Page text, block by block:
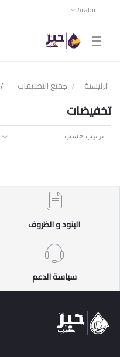
Arabic
الرئيسية جميع التصنيفات
تخفيضات
ترتيب حسب
البنود و الظروف
سياسة الدعم